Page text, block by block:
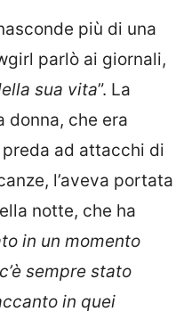
più di una
parlò ai giornali,
sua vita”. La
donna, che era
ad attacchi di
l’aveva portata
notte, che ha
in un momento
sempre stato
in quei